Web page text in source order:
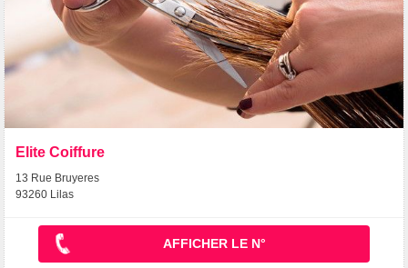
Elite Coiffure
13 Rue Bruyeres
93260 Lilas
AFFICHER LE N°